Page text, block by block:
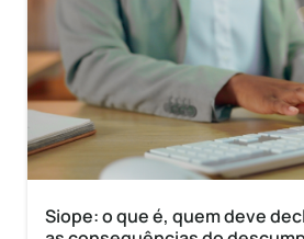
Siope: o que é, quem deve